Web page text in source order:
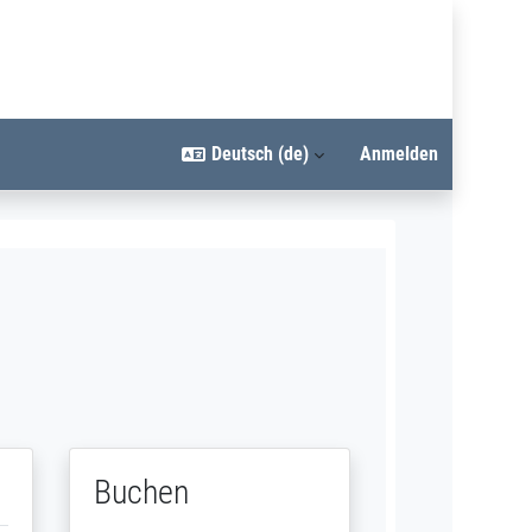
Deutsch ‎(de)‎ Anmelden
Buchen